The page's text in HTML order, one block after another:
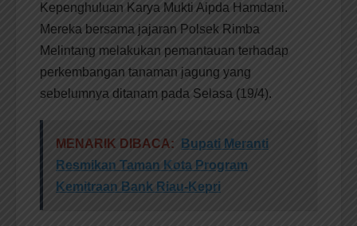
Kepenghuluan Karya Mukti Aipda Hamdani.
Mereka bersama jajaran Polsek Rimba
Melintang melakukan pemantauan terhadap
perkembangan tanaman jagung yang
sebelumnya ditanam pada Selasa (19/4).
MENARIK DIBACA:
Bupati Meranti
Resmikan Taman Kota Program
Kemitraan Bank Riau-Kepri